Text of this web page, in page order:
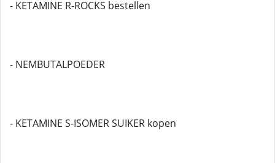
- KETAMINE R-ROCKS bestellen
- NEMBUTALPOEDER
- KETAMINE S-ISOMER SUIKER kopen